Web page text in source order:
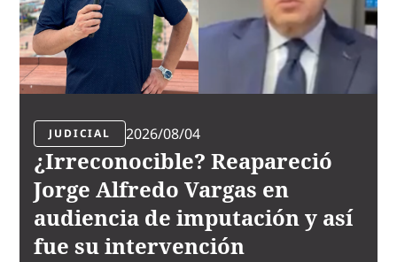
JUDICIAL 2026/08/04
¿Irreconocible? Reapareció
Jorge Alfredo Vargas en
audiencia de imputación y así
fue su intervención